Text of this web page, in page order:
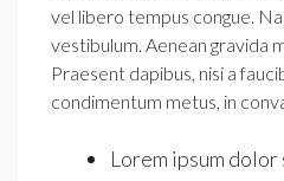
vel libero tempus congue.
vestibulum. Aenean gravida
Praesent dapibus, nisi a
condimentum metus, in
Lorem ipsum dolor